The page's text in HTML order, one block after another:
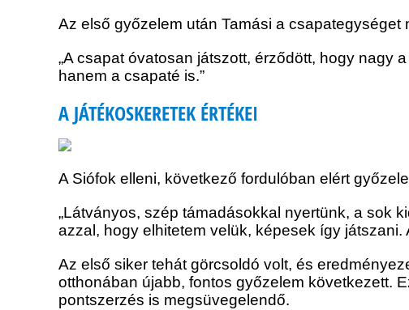
Az első győzelem után Tamási a csapategységet
„A csapat óvatosan játszott, érződött, hogy nagy
hanem a csapaté is.”
A JÁTÉKOSKERETEK ÉRTÉKEI
A Siófok elleni, következő fordulóban elért
„Látványos, szép támadásokkal nyertünk, a sok
azzal, hogy elhitetem velük, képesek így
Az első siker tehát görcsoldó volt, és
otthonában újabb, fontos győzelem következett.
pontszerzés is megsüvegelendő.